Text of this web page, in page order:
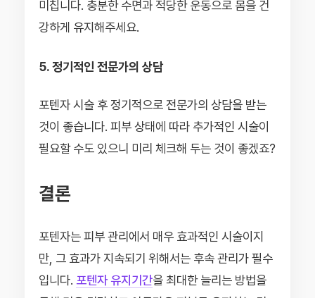
미칩니다. 충분한 수면과 적당한 운동으로 몸을 건
강하게 유지해주세요.
5. 정기적인 전문가의 상담
포텐자 시술 후 정기적으로 전문가의 상담을 받는
것이 좋습니다. 피부 상태에 따라 추가적인 시술이
필요할 수도 있으니 미리 체크해 두는 것이 좋겠죠?
결론
포텐자는 피부 관리에서 매우 효과적인 시술이지
만, 그 효과가 지속되기 위해서는 후속 관리가 필수
입니다. 포텐자 유지기간을 최대한 늘리는 방법을